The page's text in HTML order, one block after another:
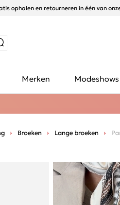
ophalen en retourneren in één van
Merken Modeshows
Broeken Lange broeken